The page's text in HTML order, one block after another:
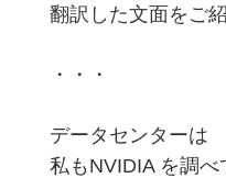
翻訳した文面をご
・・・
データセンターは
私もNVIDIA を調べ